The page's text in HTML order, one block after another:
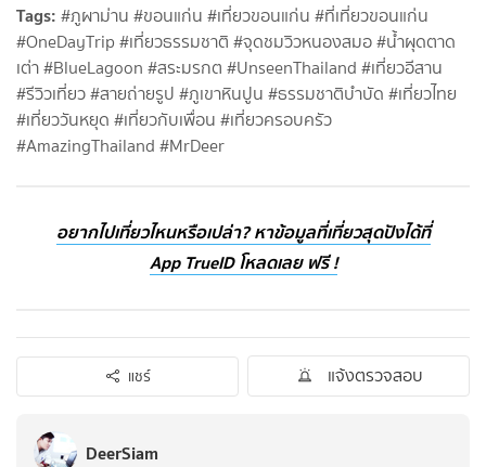
Tags: #ภูผาม่าน #ขอนแก่น #เที่ยวขอนแก่น #ที่เที่ยวขอนแก่น
#OneDayTrip #เที่ยวธรรมชาติ #จุดชมวิวหนองสมอ #น้ำผุดตาด
เต่า #BlueLagoon #สระมรกต #UnseenThailand #เที่ยวอีสาน
#รีวิวเที่ยว #สายถ่ายรูป #ภูเขาหินปูน #ธรรมชาติบำบัด #เที่ยวไทย
#เที่ยววันหยุด #เที่ยวกับเพื่อน #เที่ยวครอบครัว
#AmazingThailand #MrDeer
อยากไปเที่ยวไหนหรือเปล่า? หาข้อมูลที่เที่ยวสุดปังได้ที่
App TrueID โหลดเลย ฟรี !
แชร์ แจ้งตรวจสอบ
DeerSiam